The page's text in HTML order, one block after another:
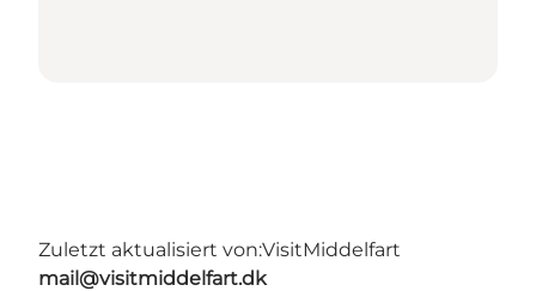
Zuletzt aktualisiert von:VisitMiddelfart
mail@visitmiddelfart.dk